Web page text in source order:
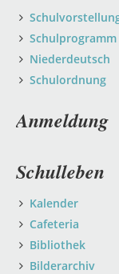
Schulprogramm
Niederdeutsch
Schulordnung
Anmeldung
Schulleben
Kalender
Cafeteria
Bibliothek
Bilderarchiv